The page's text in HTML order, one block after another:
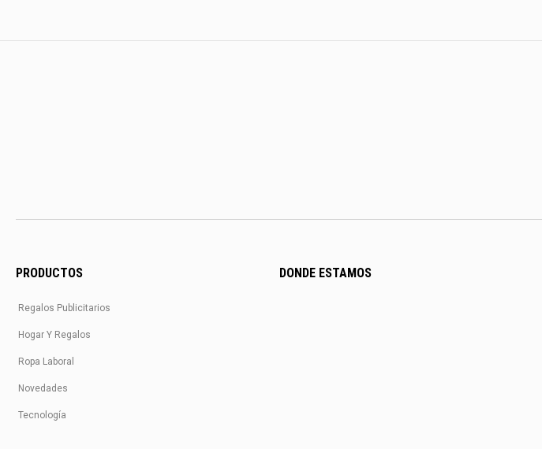
PRODUCTOS
Regalos Publicitarios
Hogar Y Regalos
Ropa Laboral
Novedades
Tecnología
DONDE ESTAMOS